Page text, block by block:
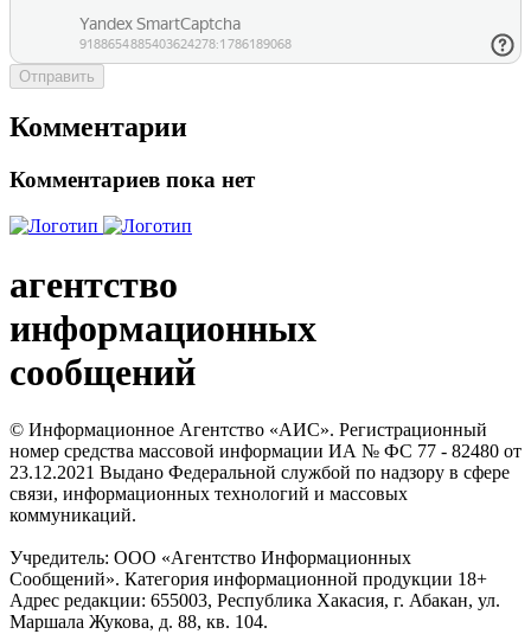
Отправить
Комментарии
Комментариев пока нет
агентство
информационных
сообщений
© Информационное Агентство «АИС». Регистрационный
номер средства массовой информации ИА № ФС 77 - 82480 от
23.12.2021 Выдано Федеральной службой по надзору в сфере
связи, информационных технологий и массовых
коммуникаций.
Учредитель: ООО «Агентство Информационных
Сообщений». Категория информационной продукции 18+
Адрес редакции: 655003, Республика Хакасия, г. Абакан, ул.
Маршала Жукова, д. 88, кв. 104.